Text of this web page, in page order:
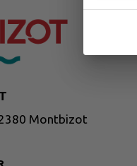
Montbizot